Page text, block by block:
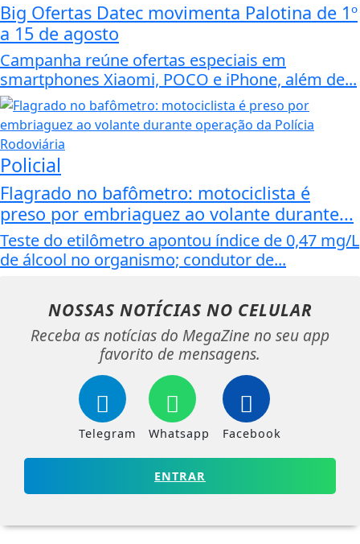
Big Ofertas Datec movimenta Palotina de 1º
a 15 de agosto
Campanha reúne ofertas especiais em
smartphones Xiaomi, POCO e iPhone, além de...
Policial
Flagrado no bafômetro: motociclista é
preso por embriaguez ao volante durante...
Teste do etilômetro apontou índice de 0,47 mg/L
de álcool no organismo; condutor de...
NOSSAS NOTÍCIAS NO CELULAR
Receba as notícias do MegaZine no seu app
favorito de mensagens.
Telegram Whatsapp Facebook
ENTRAR